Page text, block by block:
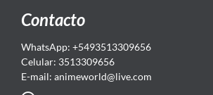
Contacto
WhatsApp: +5493513309656
Celular: 3513309656
E-mail: animeworld@live.com